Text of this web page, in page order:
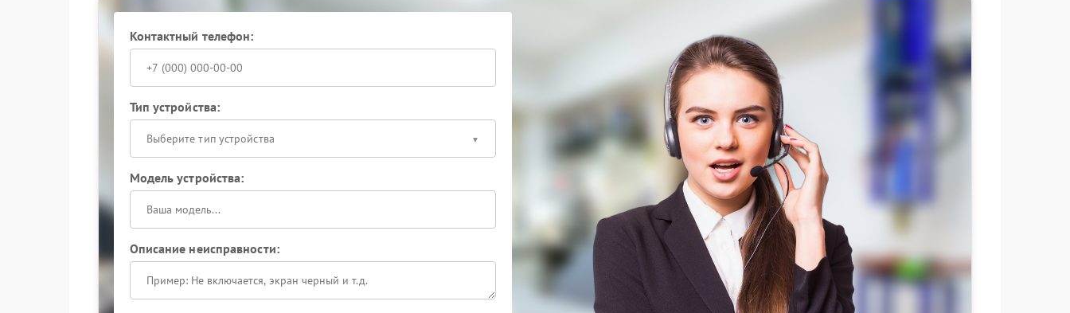
Контактный телефон:
Тип устройства:
Выберите тип устройства
Модель устройства:
Описание неисправности: